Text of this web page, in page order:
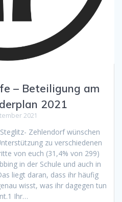
– Beteiligung am
2021
2021
Zehlendorf wünschen
zu verschiedenen
von euch (31,4% von 299)
in der Schule und auch in
liegt daran, dass ihr häufig
wisst, was ihr dagegen tun
Ihr…